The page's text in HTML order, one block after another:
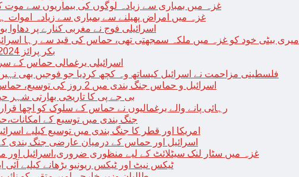
غزہ میں بمباری سے زیادہ لوگوں کی بیماریوں سے
غزہ میں امراض پھیلنے سے بمباری سے زیادہ
اسرائیلی فوج نے مغربی کنارے پر دھاوا
میری بیٹی خود کو غزہ میں ملکہ سمجھتی تھی، حماس کی قید سے رہا
بکر پرائز 2024آئرش مصنف پال لنچ نے جیت لیا
اسرائیلی یرغمالی حماس
فلسطینی مزاحمت نے اسرائیل کیساتھ وہ کچھ کردیا جو فوجیں بھی
اسرائیل و حماس جنگ بندی میں 2 روز کی توسیع، حماس نے مزید 11 یرغمالی رہا کر دیے
بی جے پی کا تاریخی بھارتی شہر
رہائی پانے والے یرغمالیوں نے حماس کے سلوک کو اچھا
جنگ بندی میں توسیع کے
امریکا اور قطر کا جنگ بندی میں توسیع کیلیے
اسرائیل اور حماس کے درمیان عارضی جنگ بندی
غزہ میں سٹار لنک سیٹلائٹ کے لیے منظوری ضروری،اسرائیل اور
ٹیکس نیٹ اور ٹیکس ریونیو بڑھانے کیلیے